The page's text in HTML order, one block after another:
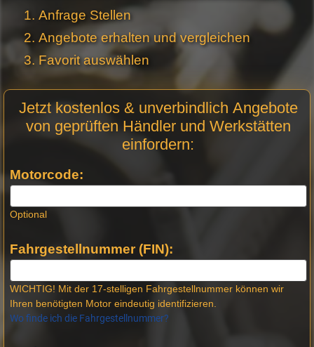
Anfrage Stellen
Angebote erhalten und vergleichen
Favorit auswählen
Anfrage
Stellen -
Jetzt kostenlos & unverbindlich Angebote
von geprüften Händler und Werkstätten
einfordern:
Motorcode:
Optional
Fahrgestellnummer (FIN):
WICHTIG! Mit der 17-stelligen Fahrgestellnummer können wir
Ihren benötigten Motor eindeutig identifizieren.
Wo finde ich die Fahrgestellnummer?